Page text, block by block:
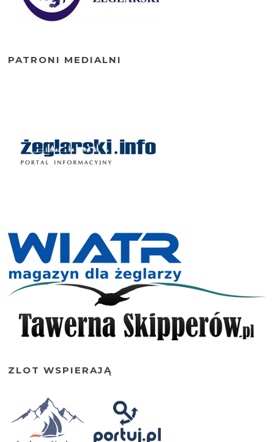
PATRONI MEDIALNI
ZLOT WSPIERAJĄ